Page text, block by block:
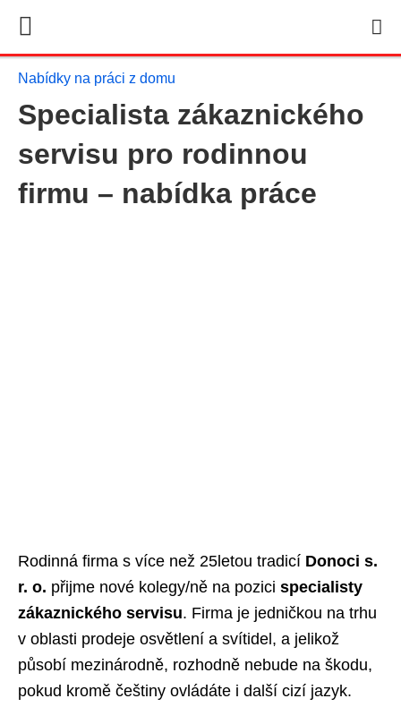
Nabídky na práci z domu
Specialista zákaznického
servisu pro rodinnou
firmu – nabídka práce
Rodinná firma s více než 25letou tradicí Donoci s.
r. o. přijme nové kolegy/ně na pozici specialisty
zákaznického servisu. Firma je jedničkou na trhu
v oblasti prodeje osvětlení a svítidel, a jelikož
působí mezinárodně, rozhodně nebude na škodu,
pokud kromě češtiny ovládáte i další cizí jazyk.